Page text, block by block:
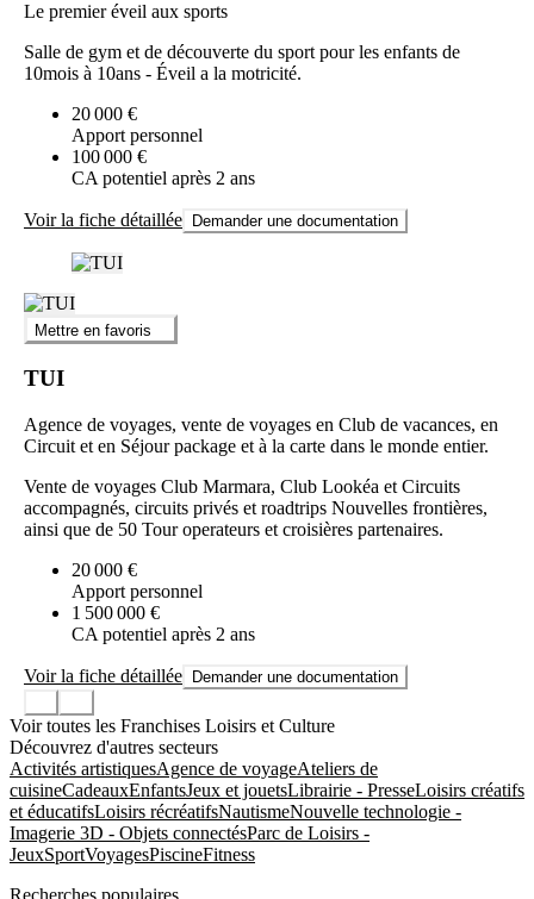
Le premier éveil aux sports
Salle de gym et de découverte du sport pour les enfants de
10mois à 10ans - Éveil a la motricité.
20 000 €
Apport personnel
100 000 €
CA potentiel après 2 ans
Voir la fiche détaillée Demander une documentation
Mettre en favoris
TUI
Agence de voyages, vente de voyages en Club de vacances, en
Circuit et en Séjour package et à la carte dans le monde entier.
Vente de voyages Club Marmara, Club Lookéa et Circuits
accompagnés, circuits privés et roadtrips Nouvelles frontières,
ainsi que de 50 Tour operateurs et croisières partenaires.
20 000 €
Apport personnel
1 500 000 €
CA potentiel après 2 ans
Voir la fiche détaillée Demander une documentation
Voir toutes les Franchises Loisirs et Culture
Découvrez d'autres secteurs
Activités artistiquesAgence de voyageAteliers de
cuisineCadeauxEnfantsJeux et jouetsLibrairie - PresseLoisirs créatifs
et éducatifsLoisirs récréatifsNautismeNouvelle technologie -
Imagerie 3D - Objets connectésParc de Loisirs -
JeuxSportVoyagesPiscineFitness